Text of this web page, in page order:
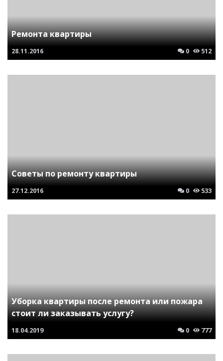
Ремонта квартиры
28.11.2016 0 512
Советы по ремонту квартиры
27.12.2016 0 533
Уборка квартиры после ремонта или пожара
стоит ли заказывать услугу?
18.04.2019 0 777